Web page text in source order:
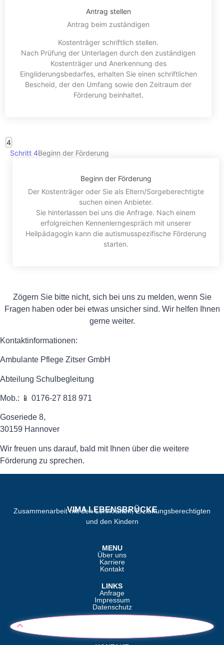
Antrag stellen
Antrag beim zuständigen
Kostenträger schriftlich stellen.
Nach Prüfung der Unterlagen durch den zuständigen
Kostenträger und Anerkennung des
Eingliderungsbedarfes, erhalten Sie einen schriftlichen
Bescheid, der den Umfang sowie den Zeitraum der
Förderung beinhaltet.
4
Schritt 4Beginn der Förderung
Beginn der Förderung
Der Kostenträger oder Sie als Eltern/Sorgeberechtigte
suchen einen Anbieter.
Sie hinterlassen bei uns die Anfrage. Nach einem
erfolgreichen Kennenlerngespräch mit unserer
Heilpädagogin kann die autismusspezifische Förderung
starten.
Zögern Sie bitte nicht, sich bei uns zu melden, wenn Sie
Fragen haben oder bei etwas unsicher sind. Wir helfen Ihnen
gerne weiter.
Kontaktinformationen:
Ambulante Pflege Zitser GmbH
Abteilung Schulbegleitung
Mob.: 📱 0176-27 818 971
Goseriede 8,
30159 Hannover
Wir freuen uns darauf, bald mit Ihnen über die weitere
Förderung zu sprechen.
VIMA LEBENSBRÜCKE
Zusammenarbeit mit den Lehrkräften, Erziehungsberechtigten
und den Kindern
MENU
Über uns
Karriere
Kontakt
LINKS
Anfrage
Impressum
Datenschutz